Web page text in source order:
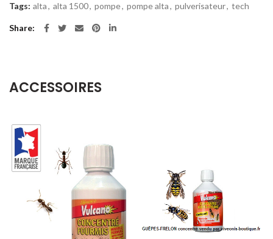
Tags: alta, alta 1500, pompe, pompe alta, pulverisateur, tech
Share
ACCESSOIRES